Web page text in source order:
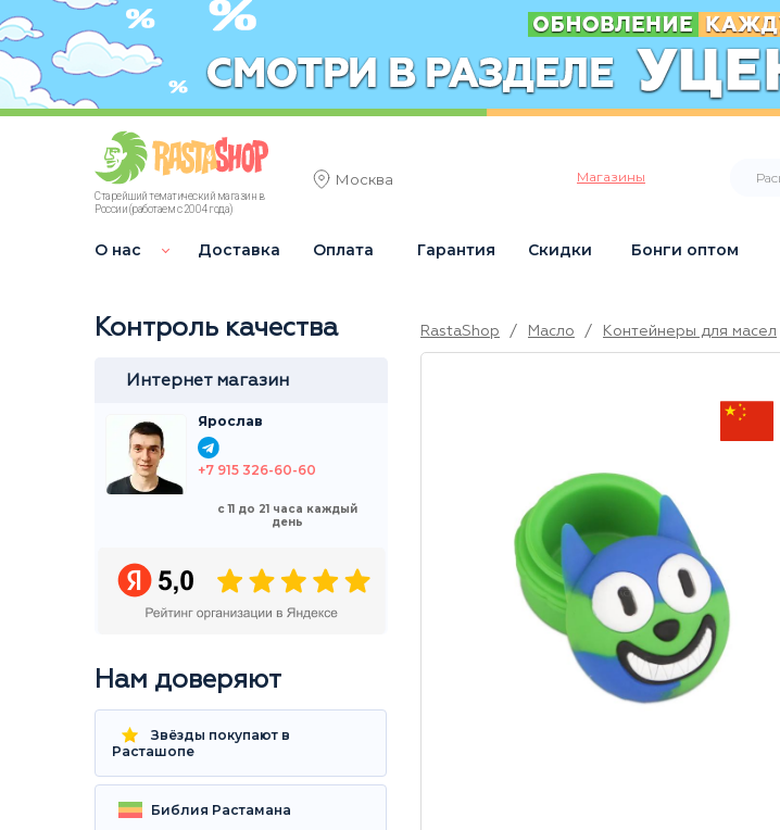
Старейший тематический магазин в
России (работаем с 2004 года)
Москва Магазины
О нас Доставка Оплата Гарантия Скидки Бонги оптом
Контроль качества
Интернет магазин
Ярослав
+7 915 326-60-60
с 11 до 21 часа каждый
день
Нам доверяют
Звёзды покупают в
Расташопе
Библия Растамана
RastaShop / Масло / Контейнеры для масел